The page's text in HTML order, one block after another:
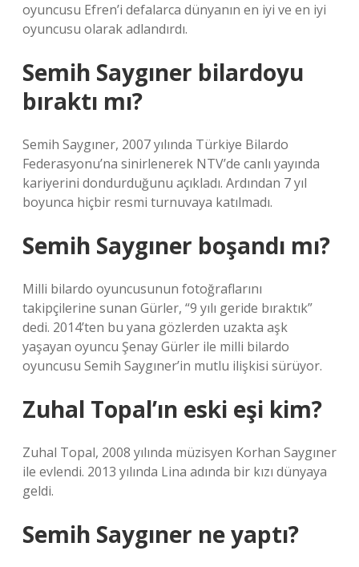
oyuncusu Efren’i defalarca dünyanın en iyi ve en iyi
oyuncusu olarak adlandırdı.
Semih Saygıner bilardoyu
bıraktı mı?
Semih Saygıner, 2007 yılında Türkiye Bilardo
Federasyonu’na sinirlenerek NTV’de canlı yayında
kariyerini dondurduğunu açıkladı. Ardından 7 yıl
boyunca hiçbir resmi turnuvaya katılmadı.
Semih Saygıner boşandı mı?
Milli bilardo oyuncusunun fotoğraflarını
takipçilerine sunan Gürler, “9 yılı geride bıraktık”
dedi. 2014’ten bu yana gözlerden uzakta aşk
yaşayan oyuncu Şenay Gürler ile milli bilardo
oyuncusu Semih Saygıner’in mutlu ilişkisi sürüyor.
Zuhal Topal’ın eski eşi kim?
Zuhal Topal, 2008 yılında müzisyen Korhan Saygıner
ile evlendi. 2013 yılında Lina adında bir kızı dünyaya
geldi.
Semih Saygıner ne yaptı?